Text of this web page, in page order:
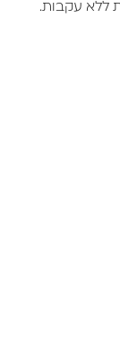
ללא עקבות.